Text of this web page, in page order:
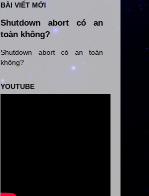
BÀI VIẾT MỚI
Shutdown abort có an
toàn không?
Shutdown abort có an toàn
không?
YOUTUBE